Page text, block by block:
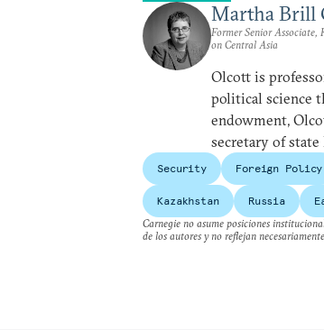
Martha Brill
Former Senior
on Central Asia
Olcott is
political science
endowment,
secretary of state
Security Foreign Policy
Kazakhstan Russia
Carnegie no asume posiciones
de los autores y no reflejan